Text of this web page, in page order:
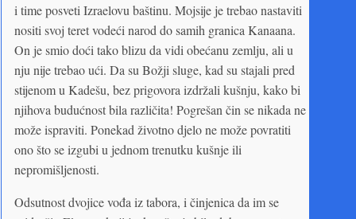
i time posveti Izraelovu baštinu. Mojsije je trebao nastaviti
nositi svoj teret vodeći narod do samih granica Kanaana.
On je smio doći tako blizu da vidi obećanu zemlju, ali u
nju nije trebao ući. Da su Božji sluge, kad su stajali pred
stijenom u Kadešu, bez prigovora izdržali kušnju, kako bi
njihova budućnost bila različita! Pogrešan čin se nikada ne
može ispraviti. Ponekad životno djelo ne može povratiti
ono što se izgubi u jednom trenutku kušnje ili
nepromišljenosti.
Odsutnost dvojice vođa iz tabora, i činjenica da im se